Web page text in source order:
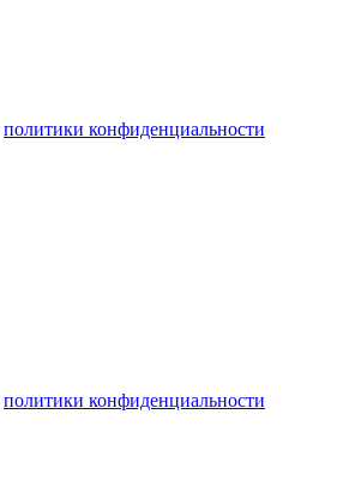
политики конфиденциальности
политики конфиденциальности